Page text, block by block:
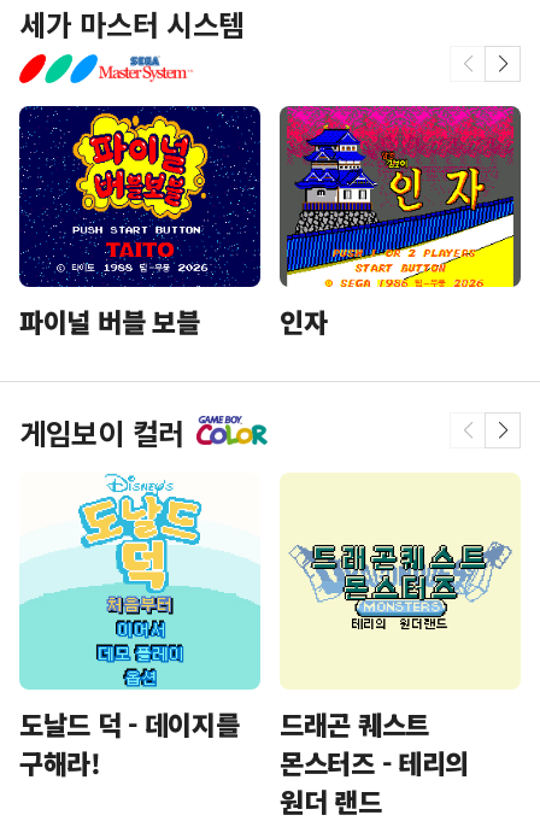
세가 마스터 시스템
파이널 버블 보블 인자
게임보이 컬러
도날드 덕 - 데이지를
구해라!
드래곤 퀘스트
몬스터즈 - 테리의
원더 랜드